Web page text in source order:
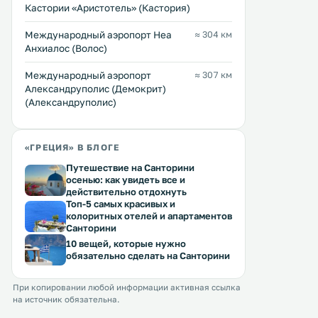
Кастории «Аристотель» (Кастория)
Международный аэропорт Неа
Анхиалос (Волос)
≈ 304 км
Междунарoдный аэропорт
Александруполис (Демокрит)
(Александруполис)
≈ 307 км
«ГРЕЦИЯ» В БЛОГЕ
Путешествие на Санторини
осенью: как увидеть все и
действительно отдохнуть
Топ-5 самых красивых и
колоритных отелей и апартаментов
Санторини
10 вещей, которые нужно
обязательно сделать на Санторини
При копировании любой информации активная ссылка
на источник обязательна.